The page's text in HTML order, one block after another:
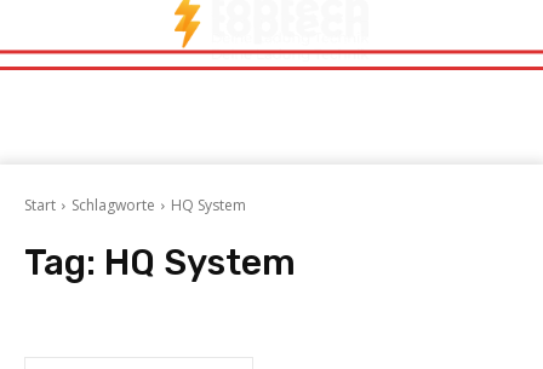
Start Schlagworte HQ System
Tag: HQ System